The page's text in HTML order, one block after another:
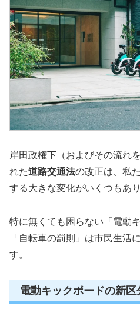
岸田政権下（およびその流れ
れた道路交通法の改正は、私
する大きな変化がいくつもあり
特に無くても困らない「電動
「自転車の罰則」は市民生活
す。
電動キックボードの新区